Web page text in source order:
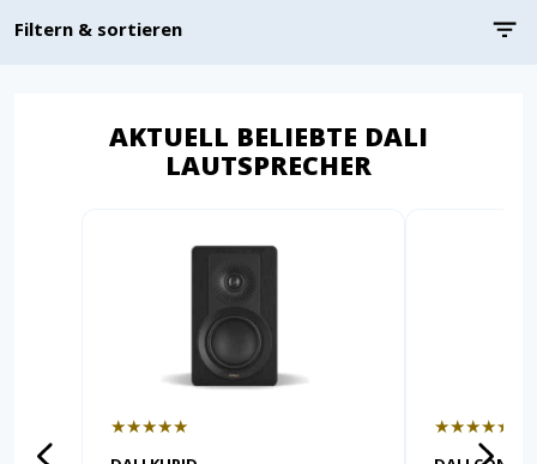
Filtern & sortieren
AKTUELL BELIEBTE DALI
LAUTSPRECHER
★★★★★ ★★★★★